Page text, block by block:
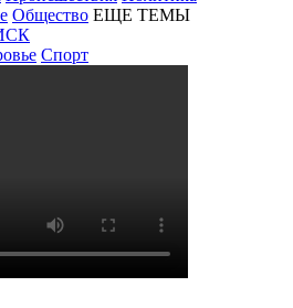
Общество ЕЩЕ ТЕМЫ
Спорт